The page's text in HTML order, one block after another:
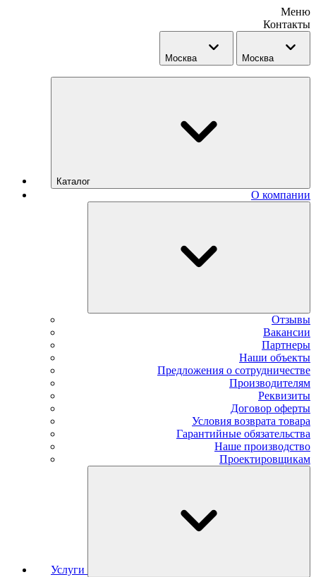
Меню
Контакты
Москва Москва
Каталог
О компании
Отзывы
Вакансии
Партнеры
Наши объекты
Предложения о сотрудничестве
Производителям
Реквизиты
Договор оферты
Условия возврата товара
Гарантийные обязательства
Наше производство
Проектировщикам
Услуги